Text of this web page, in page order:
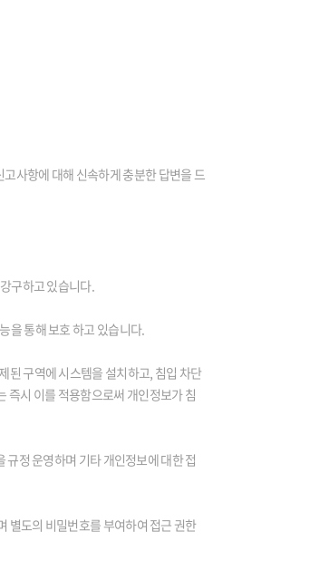
사항에 대해 신속하게 충분한 답변을 드
구하고 있습니다.
을 통해 보호 하고 있습니다.
된 구역에 시스템을 설치하고, 침입 차단
즉시 이를 적용함으로써 개인정보가 침
정 운영하며 기타 개인정보에 대한 접
별도의 비밀번호를 부여하여 접근 권한